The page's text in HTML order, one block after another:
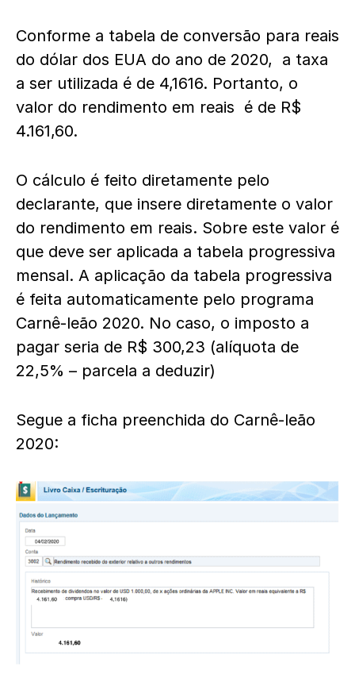
Conforme a tabela de conversão para reais
do dólar dos EUA do ano de 2020, a taxa
a ser utilizada é de 4,1616. Portanto, o
valor do rendimento em reais é de R$
4.161,60.
O cálculo é feito diretamente pelo
declarante, que insere diretamente o valor
do rendimento em reais. Sobre este valor é
que deve ser aplicada a tabela progressiva
mensal. A aplicação da tabela progressiva
é feita automaticamente pelo programa
Carnê-leão 2020. No caso, o imposto a
pagar seria de R$ 300,23 (alíquota de
22,5% – parcela a deduzir)
Segue a ficha preenchida do Carnê-leão
2020: